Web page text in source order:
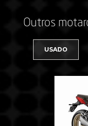
Outros
USADO